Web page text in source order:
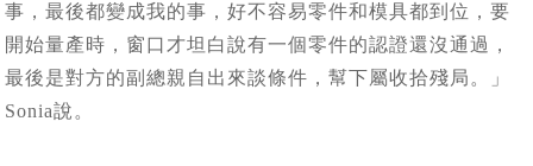
事，最後都變成我的事，好不容易零件和模具都到位，要
開始量產時，窗口才坦白說有一個零件的認證還沒通過，
最後是對方的副總親自出來談條件，幫下屬收拾殘局。」
Sonia說。